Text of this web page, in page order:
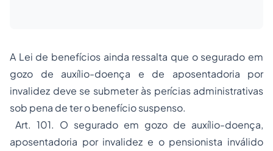
A Lei de benefícios ainda ressalta que o segurado em
gozo de auxílio-doença e de aposentadoria por
invalidez deve se submeter às perícias administrativas
sob pena de ter o benefício suspenso.
Art. 101. O segurado em gozo de auxílio-doença,
aposentadoria por invalidez e o pensionista inválido